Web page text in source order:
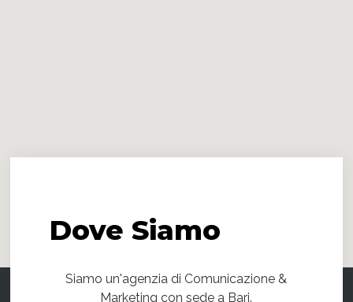
DoveSiamo
Siamo un'agenzia di Comunicazione &
Marketing con sede a Bari.